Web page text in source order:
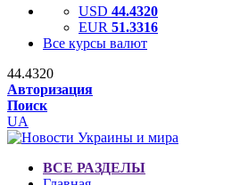
USD 44.4320
EUR 51.3316
Все курсы валют
44.4320
Авторизация
Поиск
UA
ВСЕ РАЗДЕЛЫ